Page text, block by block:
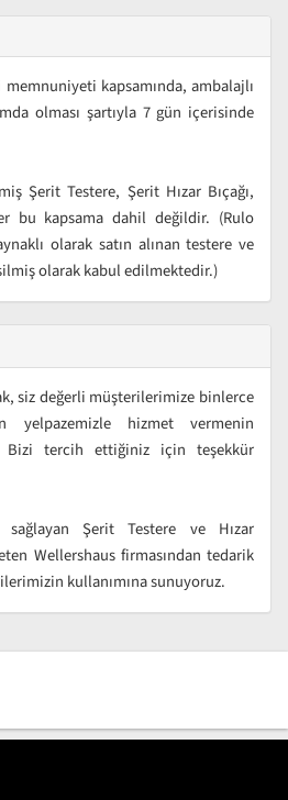
memnuniyeti kapsamında, ambalajlı
olması şartıyla 7 gün içerisinde
Şerit Testere, Şerit Hızar Bıçağı,
bu kapsama dahil değildir. (Rulo
olarak satın alınan testere ve
olarak kabul edilmektedir.)
siz değerli müşterilerimize binlerce
yelpazemizle hizmet vermenin
Bizi tercih ettiğiniz için teşekkür
Şerit Testere ve Hızar
Wellershaus firmasından tedarik
kullanımına sunuyoruz.